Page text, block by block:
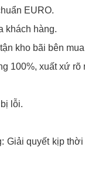
EURO.
khách hàng.
kho bãi bên
100%, xuất xứ rõ
lỗi.
Giải quyết kịp